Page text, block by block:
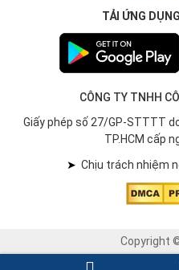
TẢI ỨNG
CÔNG TY TNHH
Giấy phép số 27/GP-STTTT
TP.HCM cấp
➤ Chịu trách nhiệm
Copyright